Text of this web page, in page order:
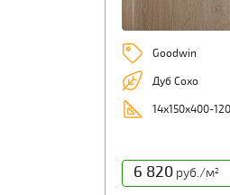
Goodwin
Дуб Сохо
14x150x400-
6 820руб./м2